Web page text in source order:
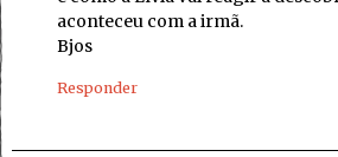
aconteceu com a irmã.
Bjos
Responder